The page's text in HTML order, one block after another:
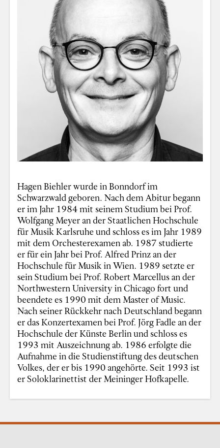
Hagen Biehler wurde in Bonndorf im
Schwarzwald geboren. Nach dem Abitur begann
er im Jahr 1984 mit seinem Studium bei Prof.
Wolfgang Meyer an der Staatlichen Hochschule
für Musik Karlsruhe und schloss es im Jahr 1989
mit dem Orchesterexamen ab. 1987 studierte
er für ein Jahr bei Prof. Alfred Prinz an der
Hochschule für Musik in Wien. 1989 setzte er
sein Studium bei Prof. Robert Marcellus an der
Northwestern University in Chicago fort und
beendete es 1990 mit dem Master of Music.
Nach seiner Rückkehr nach Deutschland begann
er das Konzertexamen bei Prof. Jörg Fadle an der
Hochschule der Künste Berlin und schloss es
1993 mit Auszeichnung ab. 1986 erfolgte die
Aufnahme in die Studienstiftung des deutschen
Volkes, der er bis 1990 angehörte. Seit 1993 ist
er Soloklarinettist der Meininger Hofkapelle.